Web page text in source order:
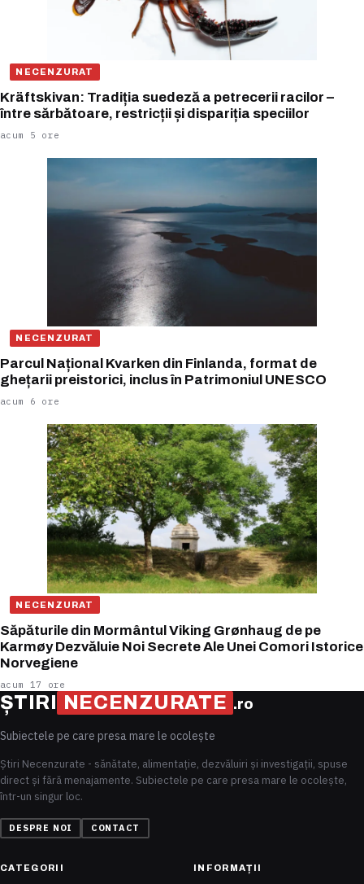
NECENZURAT
Kräftskivan: Tradiția suedeză a petrecerii racilor –
între sărbătoare, restricții și dispariția speciilor
acum 5 ore
NECENZURAT
Parcul Național Kvarken din Finlanda, format de
ghețarii preistorici, inclus în Patrimoniul UNESCO
acum 6 ore
NECENZURAT
Săpăturile din Mormântul Viking Grønhaug de pe
Karmøy Dezvăluie Noi Secrete Ale Unei Comori Istorice
Norvegiene
acum 17 ore
ȘTIRI NECENZURATE .ro
Subiectele pe care presa mare le ocolește
Știri Necenzurate - sănătate, alimentație, dezvăluiri și investigații, spuse
direct și fără menajamente. Subiectele pe care presa mare le ocolește,
într-un singur loc.
DESPRE NOI CONTACT
CATEGORII INFORMAȚII